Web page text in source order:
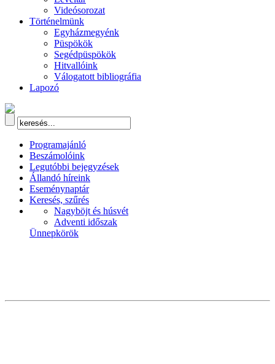
Videósorozat
Történelmünk
Egyházmegyénk
Püspökök
Segédpüspökök
Hitvallóink
Válogatott bibliográfia
Lapozó
Programajánló
Beszámolóink
Legutóbbi bejegyzések
Állandó híreink
Eseménynaptár
Keresés, szűrés
Nagyböjt és húsvét
Adventi időszak
Ünnepkörök